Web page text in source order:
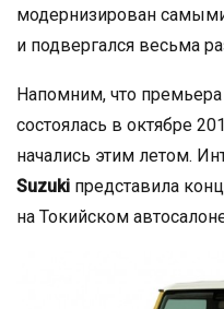
модернизирован
и подвергался весьма
Напомним, что
состоялась в октябре
начались этим летом.
Suzuki представила
на Токийском